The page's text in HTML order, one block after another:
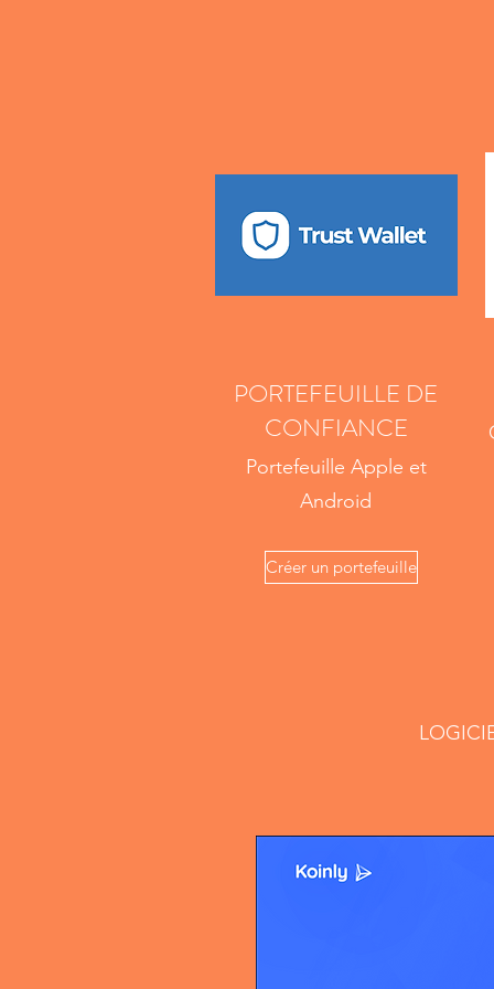
PORTEFEUILLE DE
CONFIANCE
Portefeuille Apple et
Android
Créer un portefeuille